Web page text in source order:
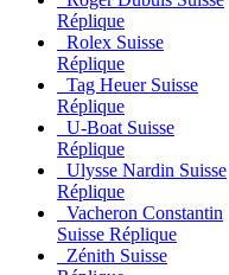
Réplique
Rolex Suisse
Réplique
Tag Heuer Suisse
Réplique
U-Boat Suisse
Réplique
Ulysse Nardin Suisse
Réplique
Vacheron Constantin
Suisse Réplique
Zénith Suisse